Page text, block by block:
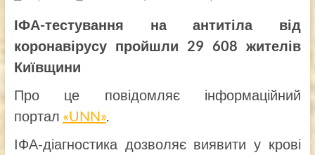
ІФА-тестування на антитіла від
коронавірусу пройшли 29 608 жителів
Київщини
Про це повідомляє інформаційний
портал «UNN».
ІФА-діагностика дозволяє виявити у крові